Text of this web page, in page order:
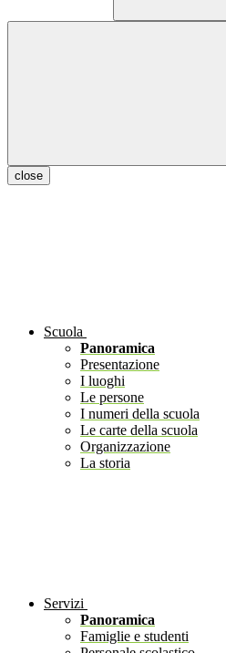
close
Scuola
Panoramica
Presentazione
I luoghi
Le persone
I numeri della scuola
Le carte della scuola
Organizzazione
La storia
Servizi
Panoramica
Famiglie e studenti